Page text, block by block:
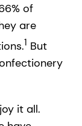
of
are
1 But
it all.